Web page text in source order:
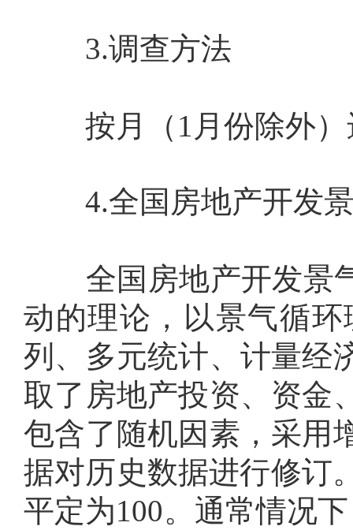
3.调查方法
按月（ 1 月份除外
4.全国房地产开发
全国房地产开发景气
动的理论，以景气循
列、多元统计、计量经
取了房地产投资、资金
包含了随机因素，采用
据对历史数据进行修订
平定为100。通常情况